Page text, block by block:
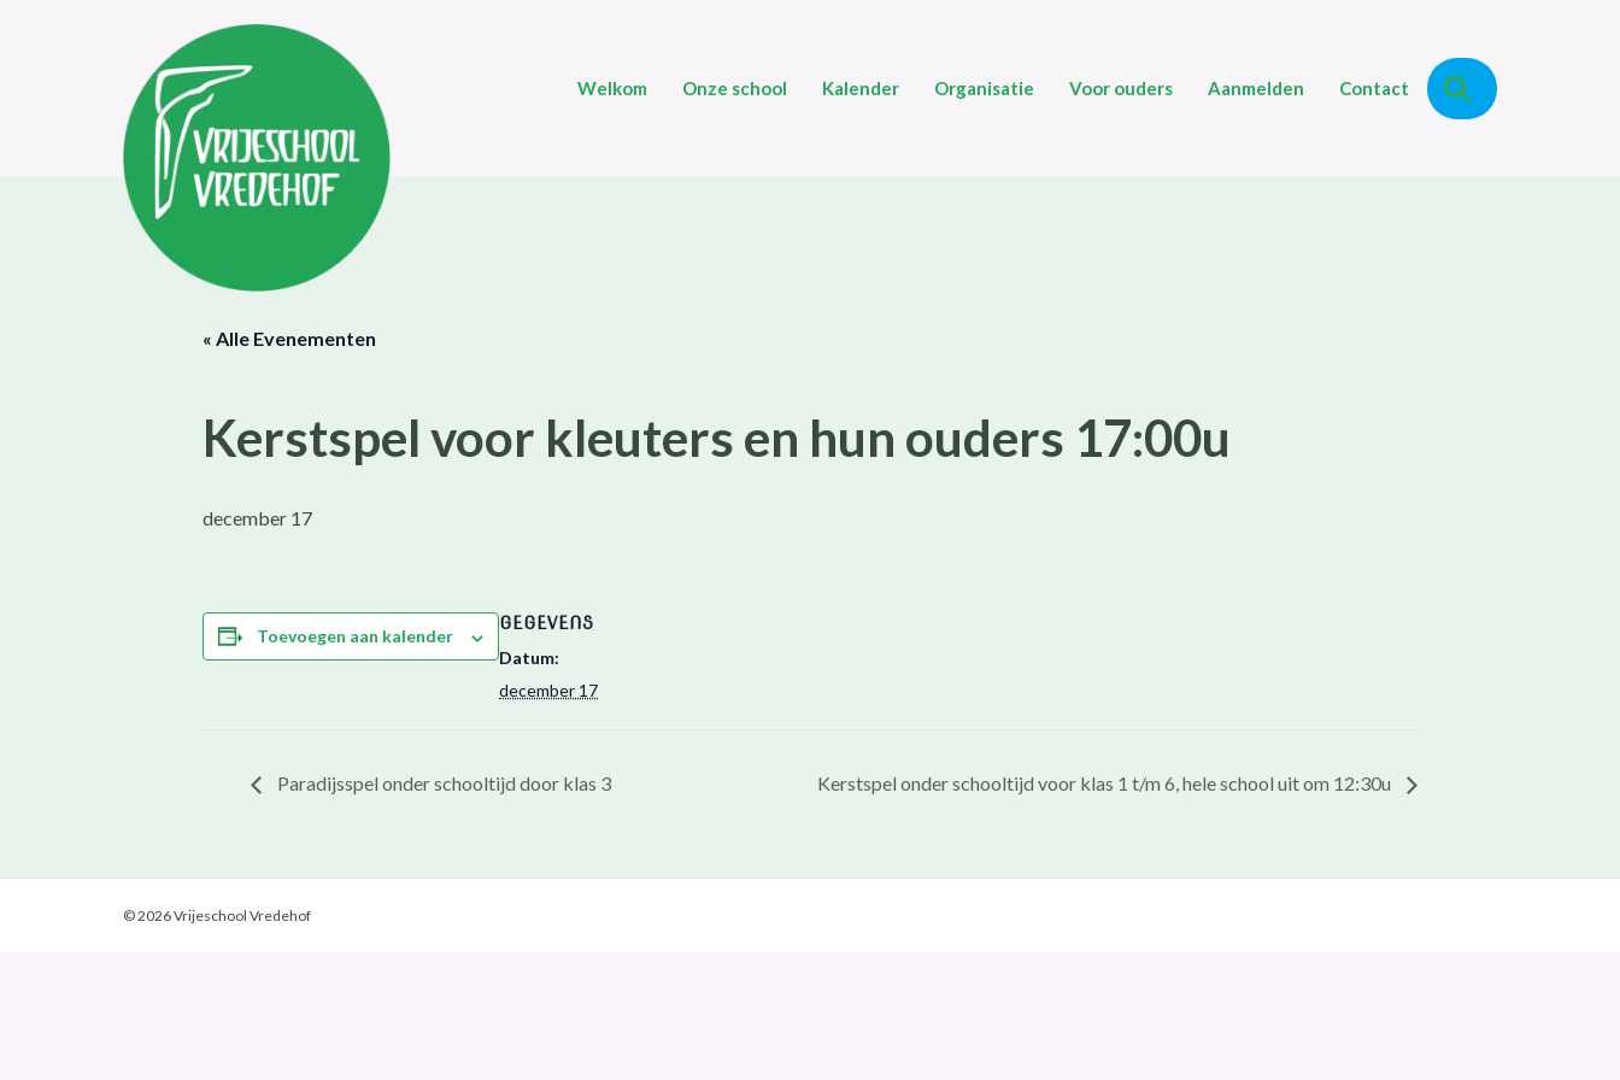
Welkom Onze school Kalender Organisatie Voor ouders Aanmelden Contact Zoeken
« Alle Evenementen
Kerstspel voor kleuters en hun ouders 17:00u
december 17
Toevoegen aan kalender
GEGEVENS
Datum:
december 17
Paradijsspel onder schooltijd door klas 3 Kerstspel onder schooltijd voor klas 1 t/m 6, hele school uit om 12:30u
© 2026 Vrijeschool Vredehof